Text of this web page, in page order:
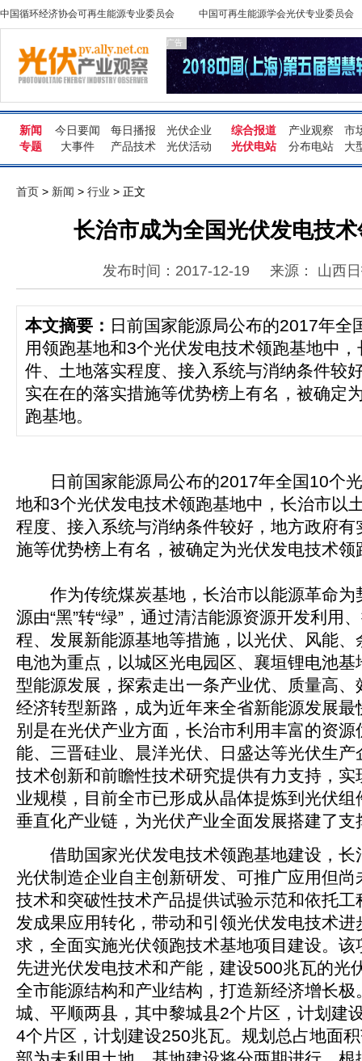
中国循环经济协会可再生能源专业委员会 中国可再生能源学会光伏专业委员会
广告
新闻 今日要闻 每日播报 光伏企业 综合报道 产业观察
市
专题
大事件 产品技术 光伏活动 光伏电站 分布电站 大
首页 > 新闻 > 行业 > 正文
长治市成为全国光伏发电技
发布时间：2017-12-19 来源： 山西
本文摘要： 日前国家能源局公布的2017年全
用领跑基地和3个光伏发电技术领跑基地中
件、土地落实程度、接入系统与消纳条件较
实在在的落实措施等优势榜上有名，被确定
跑基地。
日前国家能源局公布的2017年全国10个光
地和3个光伏发电技术领跑基地中，长治市以
程度、接入系统与消纳条件较好，地方政府有
施等优势榜上有名，被确定为光伏发电技术领
作为传统煤炭基地，长治市以能源革命为
源由“黑”转“绿”，通过清洁能源资源开发利用
程、发展新能源基地等措施，以光伏、风能、
电池为重点，以城区光电园区、襄垣锂电池
型能源发展，探索走出一条产业优、质量高、
经济转型新路，成为近年来全省新能源发展最
别是在光伏产业方面，长治市利用丰富的资
能、三晋硅业、晨洋光伏、日盛达等光伏生产
技术创新和前瞻性技术研究提供有力支持，实
业规模，目前全市已形成从晶体提炼到光伏
垂直化产业链，为光伏产业全面发展搭建了支
借助国家光伏发电技术领跑基地建设，长
光伏制造企业自主创新研发、可推广应用但尚
技术和突破性技术产品提供试验示范和依托工
发成果应用转化，带动和引领光伏发电技术进
求，全面实施光伏领跑技术基地项目建设。该
先进光伏发电技术和产能，建设500兆瓦的光
全市能源结构和产业结构，打造新经济增长极
城、平顺两县，其中黎城县2个片区，计划建
4个片区，计划建设250兆瓦。规划总占地面